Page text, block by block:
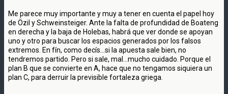
Me parece muy importante y muy a tener en cuenta el papel hoy
de Özil y Schweinsteiger. Ante la falta de profundidad de Boateng
en derecha y la baja de Holebas, habrá que ver donde se apoyan
uno y otro para buscar los espacios generados por los falsos
extremos. En fín, como decís...si la apuesta sale bien, no
tendremos partido. Pero si sale, mal...mucho cuidado. Porque el
plan B que se convierte en A, hace que no tengamos siquiera un
plan C, para derruir la previsible fortaleza griega.